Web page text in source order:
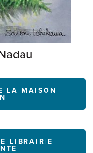
LA MAISON
LIBRAIRIE